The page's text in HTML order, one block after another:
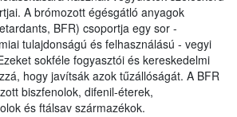
A brómozott égésgátló anyagok
BFR) csoportja egy sor -
tulajdonságú és felhasználású - vegyi
sokféle fogyasztói és kereskedelmi
hogy javítsák azok tűzállóságát. A BFR
biszfenolok, difenil-éterek,
és ftálsav származékok.